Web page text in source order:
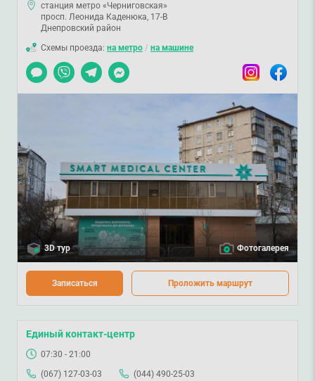
станция метро «Черниговская»
просп. Леонида Каденюка, 17-В
Днепровский район
Схемы проезда: на метро / на машине
Чат
Viber TelegramMessenger InstagramFacebook
3D тур Фотогалерея
Записаться Проложить маршрут
Единый контакт-центр
07:30 - 21:00
(067) 127-03-03
(044) 490-25-03